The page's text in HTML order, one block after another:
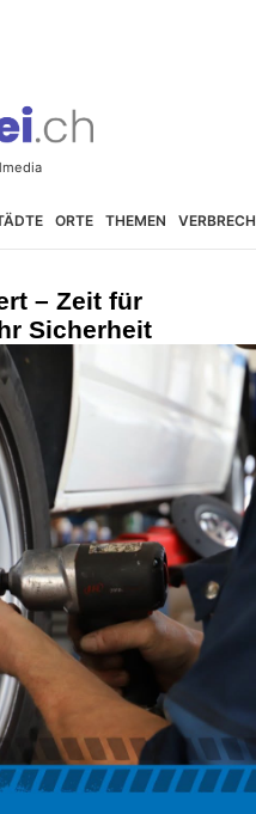
ORTE THEMEN
– Zeit für
Sicherheit